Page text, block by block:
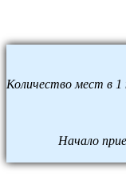
Количество мест в 1
Начало